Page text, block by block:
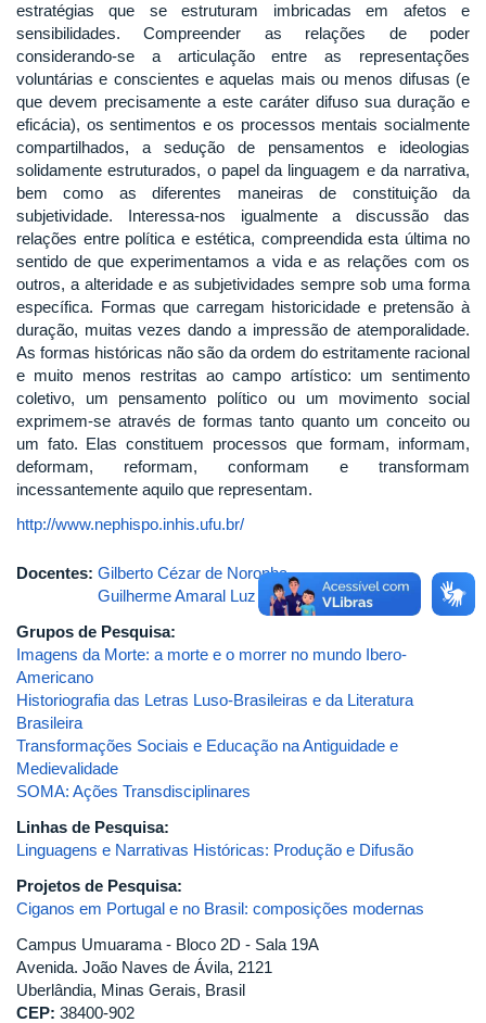
estratégias que se estruturam imbricadas em afetos e
sensibilidades. Compreender as relações de poder
considerando-se a articulação entre as representações
voluntárias e conscientes e aquelas mais ou menos difusas (e
que devem precisamente a este caráter difuso sua duração e
eficácia), os sentimentos e os processos mentais socialmente
compartilhados, a sedução de pensamentos e ideologias
solidamente estruturados, o papel da linguagem e da narrativa,
bem como as diferentes maneiras de constituição da
subjetividade. Interessa-nos igualmente a discussão das
relações entre política e estética, compreendida esta última no
sentido de que experimentamos a vida e as relações com os
outros, a alteridade e as subjetividades sempre sob uma forma
específica. Formas que carregam historicidade e pretensão à
duração, muitas vezes dando a impressão de atemporalidade.
As formas históricas não são da ordem do estritamente racional
e muito menos restritas ao campo artístico: um sentimento
coletivo, um pensamento político ou um movimento social
exprimem-se através de formas tanto quanto um conceito ou
um fato. Elas constituem processos que formam, informam,
deformam, reformam, conformam e transformam
incessantemente aquilo que representam.
http://www.nephispo.inhis.ufu.br/
Docentes: Gilberto Cézar de Noronha
Guilherme Amaral Luz
Grupos de Pesquisa:
Imagens da Morte: a morte e o morrer no mundo Ibero-
Americano
Historiografia das Letras Luso-Brasileiras e da Literatura
Brasileira
Transformações Sociais e Educação na Antiguidade e
Medievalidade
SOMA: Ações Transdisciplinares
Linhas de Pesquisa:
Linguagens e Narrativas Históricas: Produção e Difusão
Projetos de Pesquisa:
Ciganos em Portugal e no Brasil: composições modernas
Campus Umuarama - Bloco 2D - Sala 19A
Avenida. João Naves de Ávila, 2121
Uberlândia, Minas Gerais, Brasil
CEP: 38400-902